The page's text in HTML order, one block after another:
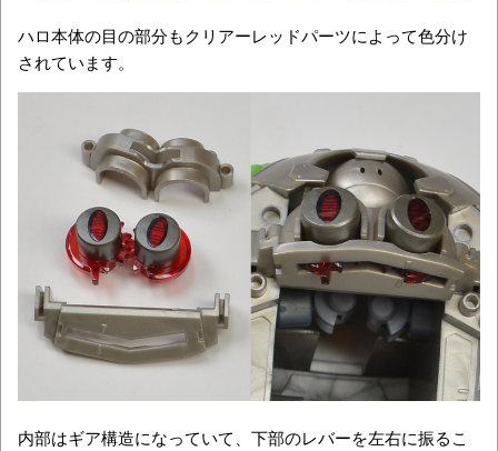
ハロ本体の目の部分もクリアーレッドパーツによって色分け
されています。
内部はギア構造になっていて、下部のレバーを左右に振るこ